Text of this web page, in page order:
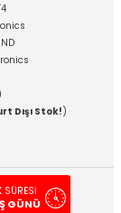
Dışı Stok!)
SÜRESİ
GÜNÜ